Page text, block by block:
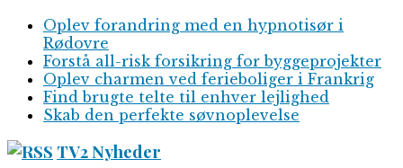
Oplev forandring med en hypnotisør i
Rødovre
Forstå all-risk forsikring for byggeprojekter
Oplev charmen ved ferieboliger i Frankrig
Find brugte telte til enhver lejlighed
Skab den perfekte søvnoplevelse
TV2 Nyheder